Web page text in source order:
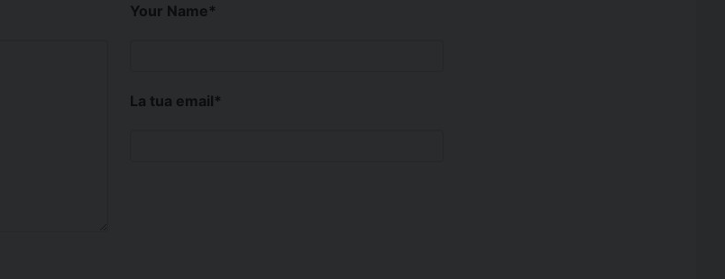
Your Name*
La tua email*